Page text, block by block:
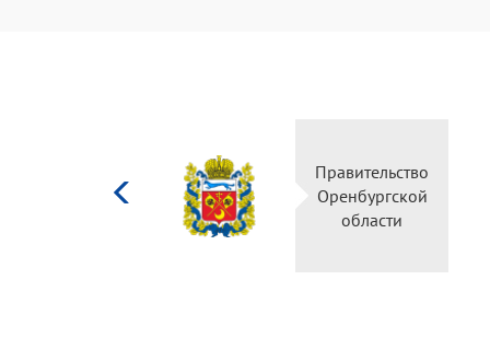
Министерство
культуры
Российской
федерации